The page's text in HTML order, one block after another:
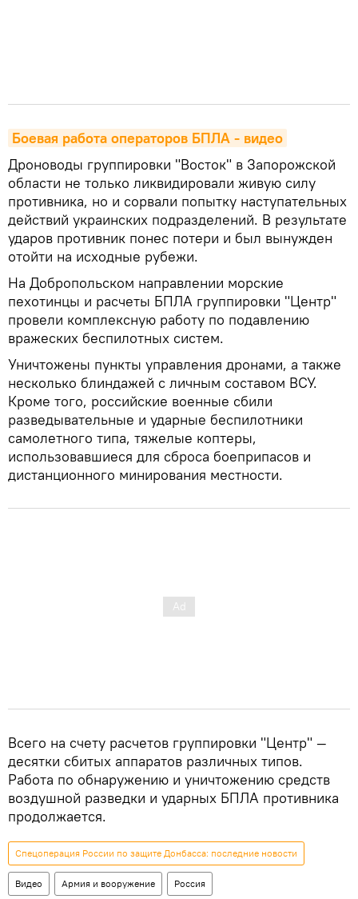
Боевая работа операторов БПЛА - видео
Дроноводы группировки "Восток" в Запорожской
области не только ликвидировали живую силу
противника, но и сорвали попытку наступательных
действий украинских подразделений. В результате
ударов противник понес потери и был вынужден
отойти на исходные рубежи.
На Добропольском направлении морские
пехотинцы и расчеты БПЛА группировки "Центр"
провели комплексную работу по подавлению
вражеских беспилотных систем.
Уничтожены пункты управления дронами, а также
несколько блиндажей с личным составом ВСУ.
Кроме того, российские военные сбили
разведывательные и ударные беспилотники
самолетного типа, тяжелые коптеры,
использовавшиеся для сброса боеприпасов и
дистанционного минирования местности.
Всего на счету расчетов группировки "Центр" —
десятки сбитых аппаратов различных типов.
Работа по обнаружению и уничтожению средств
воздушной разведки и ударных БПЛА противника
продолжается.
Спецоперация России по защите Донбасса: последние новости
Видео Армия и вооружение Россия